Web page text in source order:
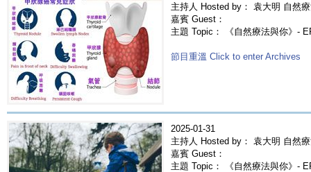
主持人 Hosted by： 袁大明 自然
嘉賓 Guest：
主題 Topic： 《自然療法與你》-
節目重溫 Click to enter Archives
2025-01-31
主持人 Hosted by： 袁大明 自然
嘉賓 Guest：
主題 Topic： 《自然療法與你》-